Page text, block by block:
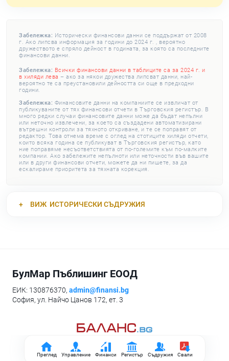
Преглед Управление Финанси Регистър Съдружия Свали
Забележка: Исторически финансови данни се поддържат от 2008
г. Ако липсва информация за години до 2024 г. , вероятно
дружеството е спряло дейност в годината, за която са последните
финансови данни.
Забележка: Всички финансови данни в таблиците са за 2024 г. и
в хиляди лева – ако за някои дружества липсват данни, най-
вероятно те са преустановили дейността си още в предходни
години.
Забележка: Финансовите данни на компаниите се извличат от
публикуваните от тях финансови отчети в Търговския регистър. В
много редки случаи финансовите данни може да бъдат непълни
или неточно извлечени, за което са създадени автоматизирани
вътрешни контроли за тяхното откриване, и те се поправят от
редактор. Това отнема време с оглед на стотиците хиляди отчети,
които всяка година се публикуват в Търговския регистър, като
ние поправяме несъответствията от по-големите към по-малките
компании. Ако забележите непълноти или неточности във вашите
или в други финансови отчети, можете да ни пишете, за да
ескалираме приоритета за тяхната корекция.
ВИЖ ИСТОРИЧЕСКИ СЪДРУЖИЯ
БулМар Пъблишинг ЕООД
ЕИК: 130876370, admin@finansi.bg
София, ул. Найчо Цанов 172, ет. 3